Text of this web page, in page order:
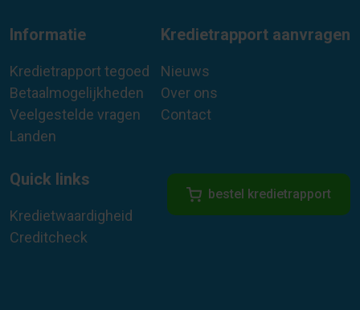
Informatie
Kredietrapport tegoed
Betaalmogelijkheden
Veelgestelde vragen
Landen
Kredietrapport aanvragen
Nieuws
Over ons
Contact
Quick links
Kredietwaardigheid
Creditcheck
bestel kredietrapport